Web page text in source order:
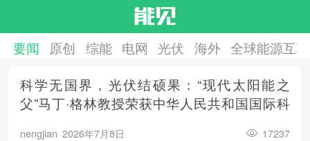
要闻 原创 综能 电网 光伏 海外 全球能源互
科学无国界，光伏结硕果：“现代太阳能之
父”马丁·格林教授荣获中华人民共和国国际科
nengjian 2026年7月8日 17237